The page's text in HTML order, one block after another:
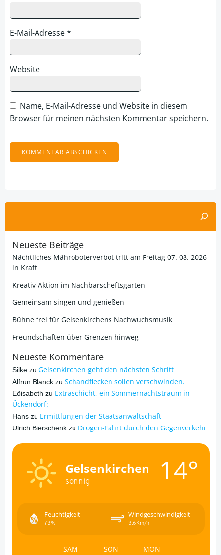
E-Mail-Adresse*
Website
Name, E-Mail-Adresse und Website in diesem
Browser für meinen nächsten Kommentar speichern.
Neueste Beiträge
Nächtliches Mähroboterverbot tritt am Freitag 07. 08. 2026
in Kraft
Kreativ-Aktion im Nachbarscheftsgarten
Gemeinsam singen und genießen
Bühne frei für Gelsenkirchens Nachwuchsmusik
Freundschaften über Grenzen hinweg
Neueste Kommentare
Silke zu Gelsenkirchen geht den nächsten Schritt
Alfrun Blanck zu Schandflecken sollen verschwinden.
Eöisabeth zu Extraschicht, ein Sommernachtstraum in
Ückendorf:
Hans zu Ermittlungen der Staatsanwaltschaft
Ulrich Bierschenk zu Drogen-Fahrt durch den Gegenverkehr
Gelsenkirchen
sonnig 14°
Feuchtigkeit
73%
Windgeschwindigkeit
3.6Km/h
SAM SON MON